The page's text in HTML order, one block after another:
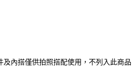
及內搭僅供拍照搭配使用，不列入此商品